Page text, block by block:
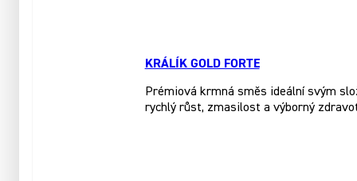
KRÁLÍK GOLD FORTE
Prémiová krmná směs ideální svým
rychlý růst, zmasilost a výborný